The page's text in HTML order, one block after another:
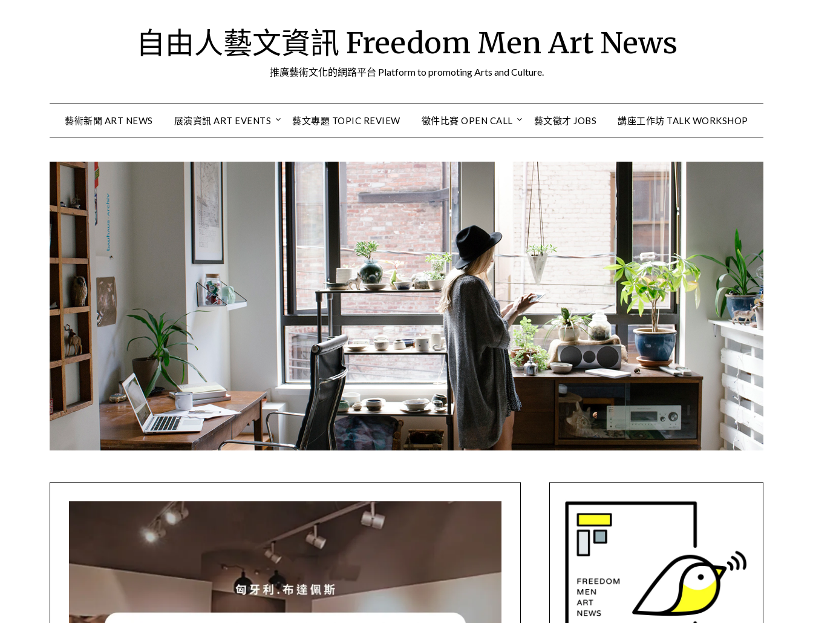
自由人藝文資訊 Freedom Men Art News
推廣藝術文化的網路平台 Platform to promoting Arts and Culture.
藝術新聞 ART NEWS 展演資訊 ART EVENTS 藝文專題 TOPIC REVIEW 徵件比賽 OPEN CALL 藝文徵才 JOBS 講座工作坊 TALK WORKSHOP